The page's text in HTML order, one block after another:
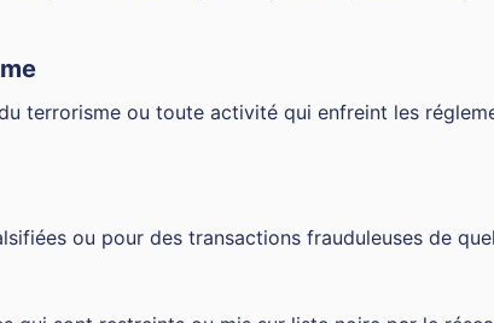
terrorisme ou toute activité qui enfreint les
ou pour des transactions frauduleuses de